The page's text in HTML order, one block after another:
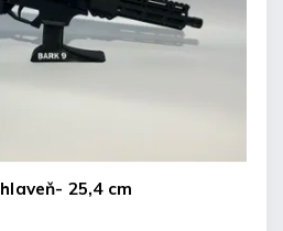
Bark 9 hlaveň- 25,4 cm